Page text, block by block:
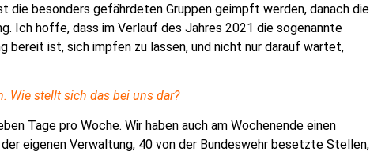
die besonders gefährdeten Gruppen geimpft werden, danach die
Ich hoffe, dass im Verlauf des Jahres 2021 die sogenannte
bereit ist, sich impfen zu lassen, und nicht nur darauf wartet,
Wie stellt sich das bei uns dar?
Tage pro Woche. Wir haben auch am Wochenende einen
eigenen Verwaltung, 40 von der Bundeswehr besetzte Stellen,